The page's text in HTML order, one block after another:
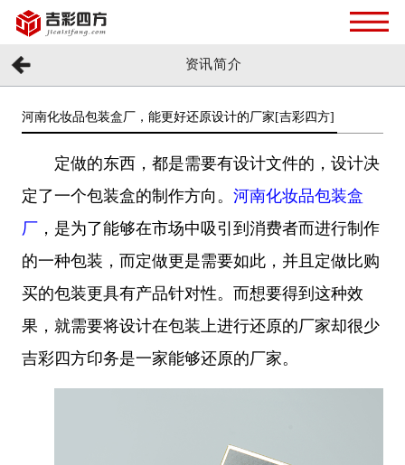
资讯简介
河南化妆品包装盒厂，能更好还原设计的厂家[吉彩四方]
定做的东西，都是需要有设计文件的，设计决
定了一个包装盒的制作方向。 河南化妆品包装盒
厂，是为了能够在市场中吸引到消费者而进行制作
的一种包装，而定做更是需要如此，并且定做比购
买的包装更具有产品针对性。而想要得到这种效
果，就需要将设计在包装上进行还原的厂家却很少
吉彩四方印务是一家能够还原的厂家。